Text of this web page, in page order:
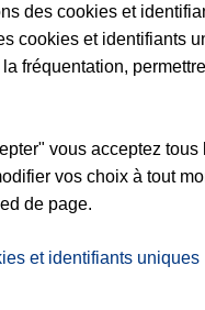
des cookies et
cookies et identifiants
fréquentation,
vous acceptez
vos choix à tout
de page.
et identifiants uniques